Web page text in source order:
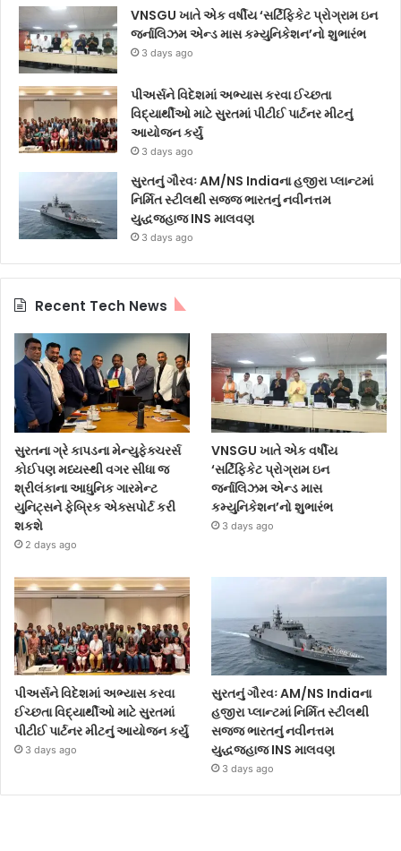
VNSGU ખાતે એક વર્ષીય ‘સર્ટિફિકેટ પ્રોગ્રામ ઇન
જર્નાલિઝમ એન્ડ માસ કમ્યુનિકેશન’નો શુભારંભ
3 days ago
પીઅર્સને વિદેશમાં અભ્યાસ કરવા ઈચ્છતા
વિદ્યાર્થીઓ માટે સુરતમાં પીટીઈ પાર્ટનર મીટનું
આયોજન કર્યું
3 days ago
સુરતનું ગૌરવઃ AM/NS Indiaના હજીરા પ્લાન્ટમાં
નિર્મિત સ્ટીલથી સજ્જ ભારતનું નવીનત્તમ
યુદ્ધજહાજ INS માલવણ
3 days ago
Recent Tech News
સુરતના ગ્રે કાપડના મેન્યુફેક્ચરર્સ
કોઈપણ મધ્યસ્થી વગર સીધા જ
શ્રીલંકાના આધુનિક ગારમેન્ટ
યુનિટ્સને ફેબ્રિક એક્સપોર્ટ કરી
શકશે
2 days ago
VNSGU ખાતે એક વર્ષીય
‘સર્ટિફિકેટ પ્રોગ્રામ ઇન
જર્નાલિઝમ એન્ડ માસ
કમ્યુનિકેશન’નો શુભારંભ
3 days ago
પીઅર્સને વિદેશમાં અભ્યાસ કરવા
ઈચ્છતા વિદ્યાર્થીઓ માટે સુરતમાં
પીટીઈ પાર્ટનર મીટનું આયોજન કર્યું
3 days ago
સુરતનું ગૌરવઃ AM/NS Indiaના
હજીરા પ્લાન્ટમાં નિર્મિત સ્ટીલથી
સજ્જ ભારતનું નવીનત્તમ
યુદ્ધજહાજ INS માલવણ
3 days ago